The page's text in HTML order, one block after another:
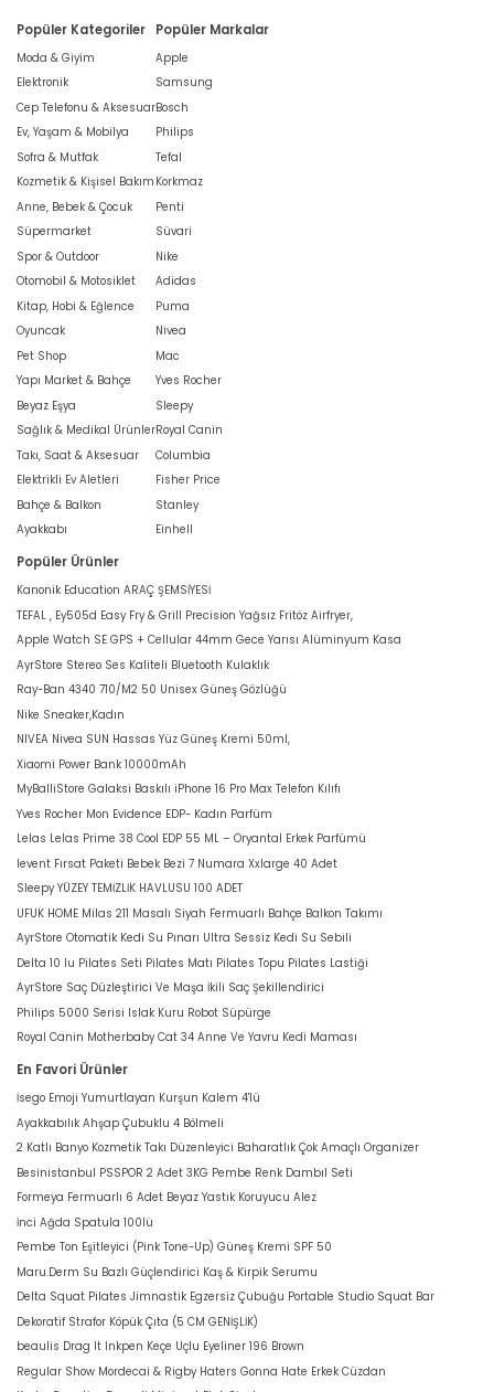
Popüler Kategoriler
Moda & Giyim
Elektronik
Cep Telefonu & Aksesuar
Ev, Yaşam & Mobilya
Sofra & Mutfak
Kozmetik & Kişisel Bakım
Anne, Bebek & Çocuk
Süpermarket
Spor & Outdoor
Otomobil & Motosiklet
Kitap, Hobi & Eğlence
Oyuncak
Pet Shop
Yapı Market & Bahçe
Beyaz Eşya
Sağlık & Medikal Ürünler
Takı, Saat & Aksesuar
Elektrikli Ev Aletleri
Bahçe & Balkon
Ayakkabı
Popüler Markalar
Apple
Samsung
Bosch
Philips
Tefal
Korkmaz
Penti
Süvari
Nike
Adidas
Puma
Nivea
Mac
Yves Rocher
Sleepy
Royal Canin
Columbia
Fisher Price
Stanley
Einhell
Popüler Ürünler
Kanonik Education ARAÇ ŞEMSİYESİ
TEFAL , Ey505d Easy Fry & Grill Precision Yağsız Fritöz Airfryer,
Apple Watch SE GPS + Cellular 44mm Gece Yarısı Alüminyum Kasa
AyrStore Stereo Ses Kaliteli Bluetooth Kulaklık
Ray-Ban 4340 710/M2 50 Unisex Güneş Gözlüğü
Nike Sneaker,Kadın
NIVEA Nivea SUN Hassas Yüz Güneş Kremi 50ml,
Xiaomi Power Bank 10000mAh
MyBalliStore Galaksi Baskılı iPhone 16 Pro Max Telefon Kılıfı
Yves Rocher Mon Evidence EDP- Kadın Parfüm
Lelas Lelas Prime 38 Cool EDP 55 ML – Oryantal Erkek Parfümü
levent Fırsat Paketi Bebek Bezi 7 Numara Xxlarge 40 Adet
Sleepy YÜZEY TEMİZLİK HAVLUSU 100 ADET
UFUK HOME Milas 211 Masalı Siyah Fermuarlı Bahçe Balkon Takımı
AyrStore Otomatik Kedi Su Pınarı Ultra Sessiz Kedi Su Sebili
Delta 10 lu Pilates Seti Pilates Matı Pilates Topu Pilates Lastiği
AyrStore Saç Düzleştirici Ve Maşa İkili Saç Şekillendirici
Philips 5000 Serisi Islak Kuru Robot Süpürge
Royal Canin Motherbaby Cat 34 Anne Ve Yavru Kedi Maması
En Favori Ürünler
İsego Emoji Yumurtlayan Kurşun Kalem 4'lü
Ayakkabılık Ahşap Çubuklu 4 Bölmeli
2 Katlı Banyo Kozmetik Takı Düzenleyici Baharatlık Çok Amaçlı Organizer
Besinistanbul PSSPOR 2 Adet 3KG Pembe Renk Dambıl Seti
Formeya Fermuarlı 6 Adet Beyaz Yastık Koruyucu Alez
İnci Ağda Spatula 100lü
Pembe Ton Eşitleyici (Pink Tone-Up) Güneş Kremi SPF 50
Maru.Derm Su Bazlı Güçlendirici Kaş & Kirpik Serumu
Delta Squat Pilates Jimnastik Egzersiz Çubuğu Portable Studio Squat Bar
Dekoratif Strafor Köpük Çıta (5 CM GENİŞLİK)
beaulis Drag It Inkpen Keçe Uçlu Eyeliner 196 Brown
Regular Show Mordecai & Rigby Haters Gonna Hate Erkek Cüzdan